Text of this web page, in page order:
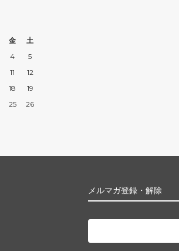
金
土
4
5
11
12
18
19
25
26
メルマガ登録・解除